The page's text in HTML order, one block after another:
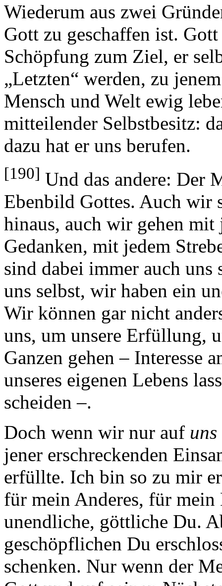
Wiederum aus zwei
Gott zu geschaffen ist.
Schöpfung zum Ziel, er
„Letzten“ werden, zu
Mensch und Welt ewig
mitteilender Selbstbesitz:
dazu hat er uns berufen.
[190] Und das andere: Der
Ebenbild Gottes. Auch wir
hinaus, auch wir gehen
Gedanken, mit jedem
sind dabei immer auch uns
uns selbst, wir haben ein
Wir können gar nicht
uns, um unsere Erfüllung,
Ganzen gehen – Interesse
unseres eigenen Lebens
scheiden –.
Doch wenn wir nur auf uns
jener erschreckenden
erfüllte. Ich bin so zu mir
für mein Anderes, für
unendliche, göttliche Du.
geschöpflichen Du
schenken. Nur wenn der